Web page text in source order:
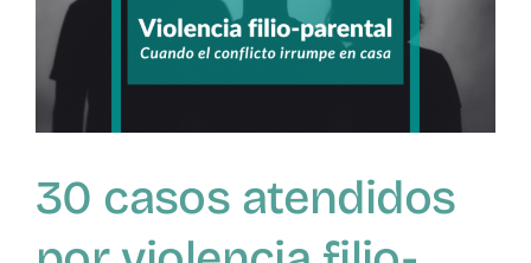
Onda
Cero
30 casos atendidos